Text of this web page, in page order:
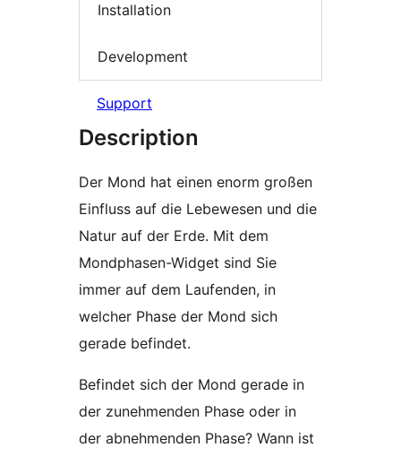
Installation
Development
Support
Description
Der Mond hat einen enorm großen
Einfluss auf die Lebewesen und die
Natur auf der Erde. Mit dem
Mondphasen-Widget sind Sie
immer auf dem Laufenden, in
welcher Phase der Mond sich
gerade befindet.
Befindet sich der Mond gerade in
der zunehmenden Phase oder in
der abnehmenden Phase? Wann ist